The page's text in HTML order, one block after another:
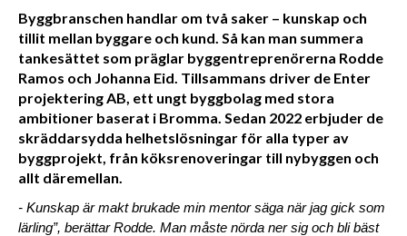
Byggbranschen handlar om två saker – kunskap och
tillit mellan byggare och kund. Så kan man summera
tankesättet som präglar byggentreprenörerna Rodde
Ramos och Johanna Eid. Tillsammans driver de Enter
projektering AB, ett ungt byggbolag med stora
ambitioner baserat i Bromma. Sedan 2022 erbjuder de
skräddarsydda helhetslösningar för alla typer av
byggprojekt, från köksrenoveringar till nybyggen och
allt däremellan.
- Kunskap är makt brukade min mentor säga när jag gick som
lärling”, berättar Rodde. Man måste nörda ner sig och bli bäst